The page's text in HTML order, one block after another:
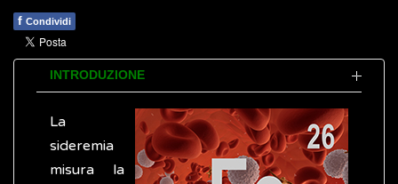
f Condividi
INTRODUZIONE
La
sideremia
misura la